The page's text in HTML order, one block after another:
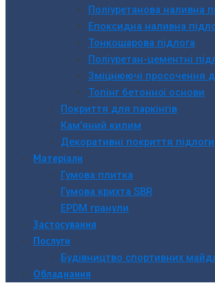
Поліуретанова наливна
Епоксидна наливна
Тонкошарова підлога
Поліуретан-цементні
Зміцнюючі просочення
Топінг бетонної основи
Покриття для паркінгів
Кам’яний килим
Декоративні покриття підлоги
Матеріали
Гумова плитка
Гумова крихта SBR
EPDM гранули
Застосування
Послуги
Будівництво спортивних
Обладнання